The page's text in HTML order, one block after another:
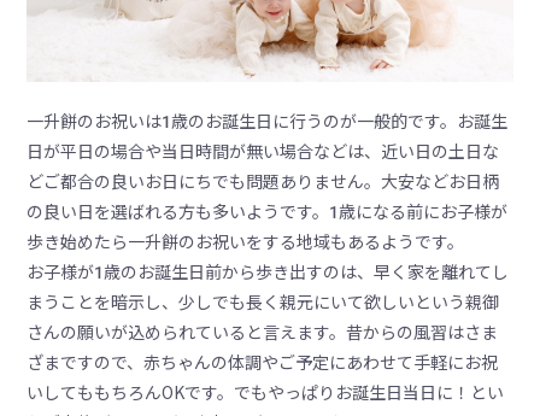
一升餅のお祝いは1歳のお誕生日に行うのが一般的です。お誕生
日が平日の場合や当日時間が無い場合などは、近い日の土日な
どご都合の良いお日にちでも問題ありません。大安などお日柄
の良い日を選ばれる方も多いようです。1歳になる前にお子様が
歩き始めたら一升餅のお祝いをする地域もあるようです。
お子様が1歳のお誕生日前から歩き出すのは、早く家を離れてし
まうことを暗示し、少しでも長く親元にいて欲しいという親御
さんの願いが込められていると言えます。昔からの風習はさま
ざまですので、赤ちゃんの体調やご予定にあわせて手軽にお祝
いしてももちろんOKです。でもやっぱりお誕生日当日に！とい